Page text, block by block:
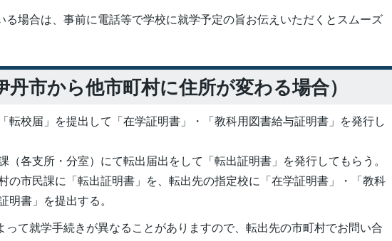
る場合は、事前に電話等で学校に就学予定の旨お伝えいただくとスムーズ
丹市から他市町村に住所が変わる場合）
転校届」を提出して「在学証明書」・「教科用図書給与証明書」を発行し
（各支所・分室）にて転出届出をして「転出証明書」を発行してもらう。
の市民課に「転出証明書」を、転出先の指定校に「在学証明書」・「教科
明書」を提出する。
って就学手続きが異なることがありますので、転出先の市町村でお問い合